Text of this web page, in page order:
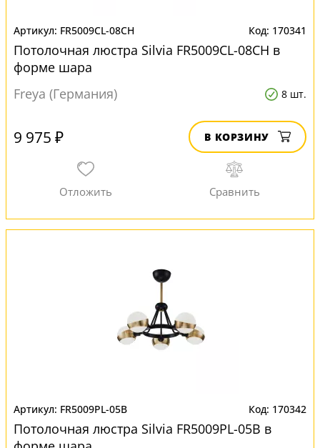
FR5009CL-08CH 170341
Потолочная люстра Silvia FR5009CL-08CH в
форме шара
Freya (Германия)
8 шт.
9 975 ₽ В КОРЗИНУ
FR5009PL-05B 170342
Потолочная люстра Silvia FR5009PL-05B в